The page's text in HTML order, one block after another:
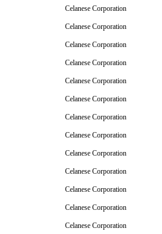
Celanese Corporation
Celanese Corporation
Celanese Corporation
Celanese Corporation
Celanese Corporation
Celanese Corporation
Celanese Corporation
Celanese Corporation
Celanese Corporation
Celanese Corporation
Celanese Corporation
Celanese Corporation
Celanese Corporation